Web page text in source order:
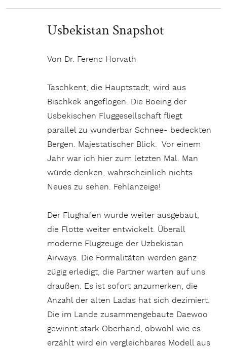
Usbekistan Snapshot
Von Dr. Ferenc Horvath
Taschkent, die Hauptstadt, wird aus
Bischkek angeflogen. Die Boeing der
Usbekischen Fluggesellschaft fliegt
parallel zu wunderbar Schnee- bedeckten
Bergen. Majestätischer Blick. Vor einem
Jahr war ich hier zum letzten Mal. Man
würde denken, wahrscheinlich nichts
Neues zu sehen. Fehlanzeige!
Der Flughafen wurde weiter ausgebaut,
die Flotte weiter entwickelt. Überall
moderne Flugzeuge der Uzbekistan
Airways. Die Formalitäten werden ganz
zügig erledigt, die Partner warten auf uns
draußen. Es ist sofort anzumerken, die
Anzahl der alten Ladas hat sich dezimiert.
Die im Lande zusammengebaute Daewoo
gewinnt stark Oberhand, obwohl wie es
erzählt wird ein vergleichbares Modell aus